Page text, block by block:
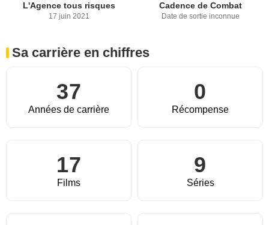
L'Agence tous risques
17 juin 2021
Cadence de Combat
Date de sortie inconnue
Sa carrière en chiffres
37
Années de carrière
0
Récompense
17
Films
9
Séries